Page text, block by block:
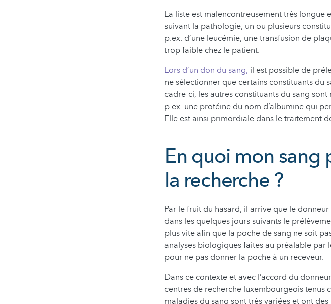
La liste est malencontreusement très longue
suivant la pathologie, un ou plusieurs
p.ex. d’une leucémie, une transfusion de
trop faible chez le patient.
Lors d’un don du sang, il est possible de
ne sélectionner que certains constituants du
cadre-ci, les autres constituants du sang
p.ex. une protéine du nom d’albumine qui
Elle est ainsi primordiale dans le traitement
En quoi mon sang
la recherche ?
Par le fruit du hasard, il arrive que le
dans les quelques jours suivants le
plus vite afin que la poche de sang ne soit
analyses biologiques faites au préalable
pour ne pas donner la poche à un receveur.
Dans ce contexte et avec l’accord du
centres de recherche luxembourgeois tenus
maladies du sang sont très variées et ont